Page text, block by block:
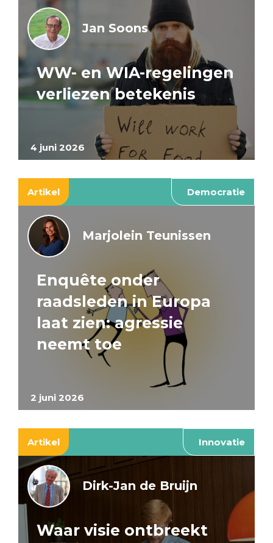
4 juni 2026
Jan Soons
WW- en WIA-regelingen
verliezen betekenis
Artikel Democratie
2 juni 2026
Marjolein Teunissen
Enquête onder
raadsleden in Europa
laat zien: agressie
neemt toe
Artikel Innovatie
Dirk-Jan de Bruijn
Waar visie ontbreekt